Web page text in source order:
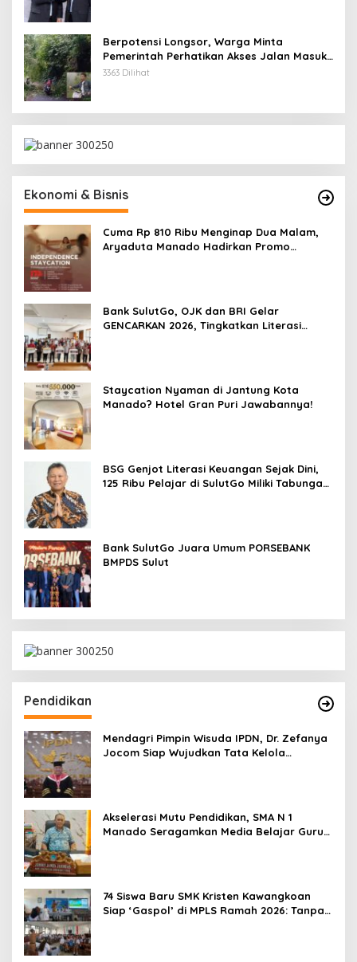
Berpotensi Longsor, Warga Minta
Pemerintah Perhatikan Akses Jalan Masuk
Kecamatan Kumelembuai
3363 Dilihat
Ekonomi & Bisnis
Cuma Rp 810 Ribu Menginap Dua Malam,
Aryaduta Manado Hadirkan Promo
Bank SulutGo, OJK dan BRI Gelar
GENCARKAN 2026, Tingkatkan Literasi
Staycation Nyaman di Jantung Kota
Manado? Hotel Gran Puri Jawabannya!
BSG Genjot Literasi Keuangan Sejak Dini,
125 Ribu Pelajar di SulutGo Miliki Tabungan
Bank SulutGo Juara Umum PORSEBANK
BMPDS Sulut
Pendidikan
Mendagri Pimpin Wisuda IPDN, Dr. Zefanya
Jocom Siap Wujudkan Tata Kelola
Akselerasi Mutu Pendidikan, SMA N 1
Manado Seragamkan Media Belajar Guru
74 Siswa Baru SMK Kristen Kawangkoan
Siap ‘Gaspol’ di MPLS Ramah 2026: Tanpa